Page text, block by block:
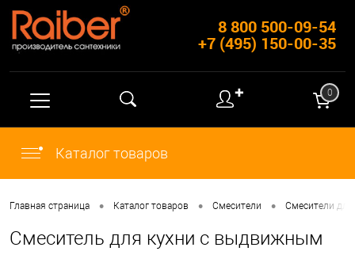
8 800 500-09-54
+7 (495) 150-00-35
✚ 0
Каталог товаров
Главная страница • Каталог товаров • Смесители • Смесители для
Смеситель для кухни с выдвижным